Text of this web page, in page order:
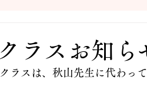
ラスお知ら
ラスは、秋山先生に代わっ